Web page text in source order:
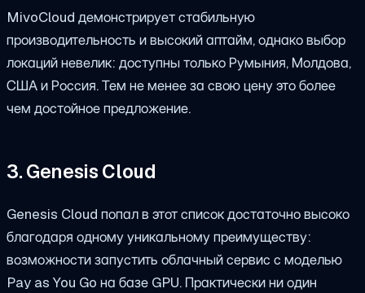
MivoCloud демонстрирует стабильную
производительность и высокий аптайм, однако выбор
локаций невелик: доступны только Румыния, Молдова,
США и Россия. Тем не менее за свою цену это более
чем достойное предложение.
3. Genesis Cloud
Genesis Cloud попал в этот список достаточно высоко
благодаря одному уникальному преимуществу:
возможности запустить облачный сервис с моделью
Pay as You Go на базе GPU. Практически ни один